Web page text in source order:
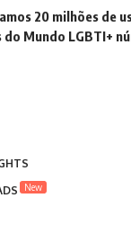
20 milhões de
Mundo LGBTI+
New